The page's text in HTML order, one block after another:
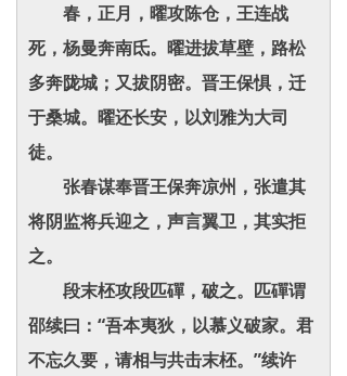
春，正月，曜攻陈仓，王连战
死，杨曼奔南氐。曜进拔草壁，路松
多奔陇城；又拔阴密。晋王保惧，迁
于桑城。曜还长安，以刘雅为大司
徒。
张春谋奉晋王保奔凉州，张遣其
将阴监将兵迎之，声言翼卫，其实拒
之。
段末柸攻段匹磾，破之。匹磾谓
邵续曰：“吾本夷狄，以慕义破家。君
不忘久要，请相与共击末柸。”续许